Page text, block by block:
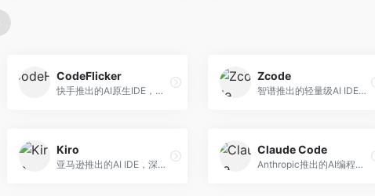
CodeFlicker
快手推出的AI原生IDE，专注于短视频相关开发。面向快手生态开发者，提供代码生成、调试辅助等服务，与快手开发生态深度整合。
Zcode
智谱推出的轻量级AI IDE，基于GLM模型。面向开发者，提供智能代码补全、代码生成、错误检测等服务，中文编程支持好。
Kiro
亚马逊推出的AI IDE，深度整合AWS云服务。面向AWS开发者，提供代码生成、云服务集成、部署自动化等服务，与AWS生态无缝衔接。
Claude Code
Anthropic推出的AI编程工具，基于Claude模型。面向开发者，提供代码生成、代码审查、调试辅助等服务，代码质量高，推理能力强。